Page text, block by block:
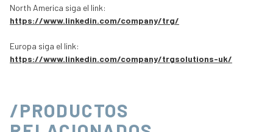
North America siga el link:
https://www.linkedin.com/company/trg/
Europa siga el link:
https://www.linkedin.com/company/trgsolutions-uk/
/PRODUCTOS